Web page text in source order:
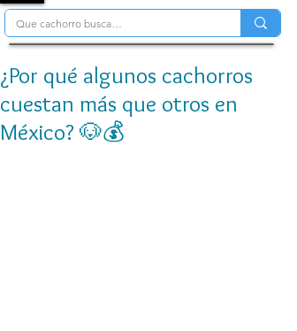
¿Por qué algunos cachorros
cuestan más que otros en
México? 🐶💰